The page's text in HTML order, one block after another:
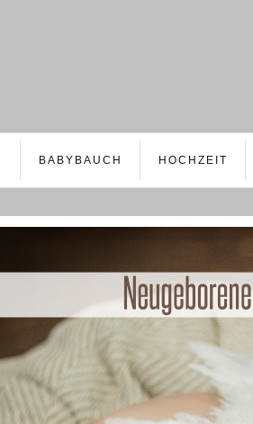
BABYBAUCH HOCHZEIT